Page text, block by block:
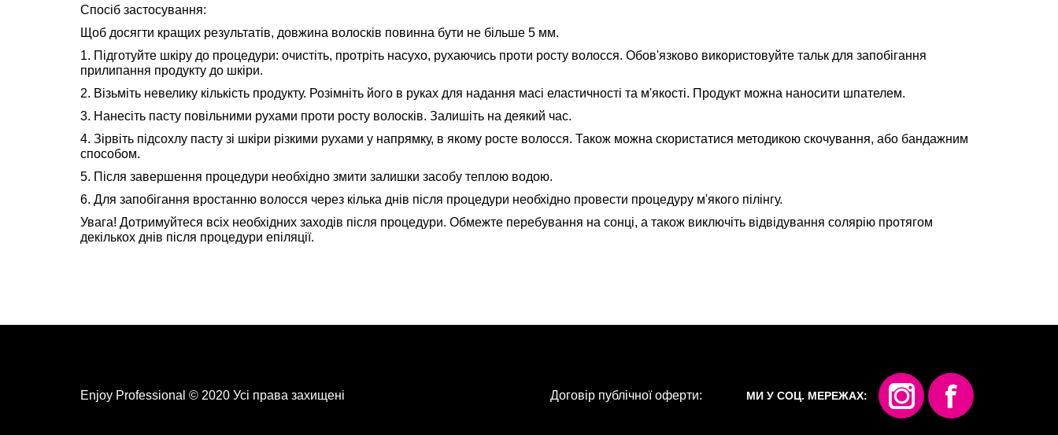
Спосіб застосування:
Щоб досягти кращих результатів, довжина волосків повинна бути не більше 5 мм.
1. Підготуйте шкіру до процедури: очистіть, протріть насухо, рухаючись проти росту волосся. Обов'язково використовуйте тальк для запобігання
прилипання продукту до шкіри.
2. Візьміть невелику кількість продукту. Розімніть його в руках для надання масі еластичності та м'якості. Продукт можна наносити шпателем.
3. Нанесіть пасту повільними рухами проти росту волосків. Залишіть на деякий час.
4. Зірвіть підсохлу пасту зі шкіри різкими рухами у напрямку, в якому росте волосся. Також можна скористатися методикою скочування, або бандажним
способом.
5. Після завершення процедури необхідно змити залишки засобу теплою водою.
6. Для запобігання вростанню волосся через кілька днів після процедури необхідно провести процедуру м'якого пілінгу.
Увага! Дотримуйтеся всіх необхідних заходів після процедури. Обмежте перебування на сонці, а також виключіть відвідування солярію протягом
декількох днів після процедури епіляції.
Enjoy Professional © 2020 Усі права захищені Договір публічної оферти: МИ У СОЦ. МЕРЕЖАХ: